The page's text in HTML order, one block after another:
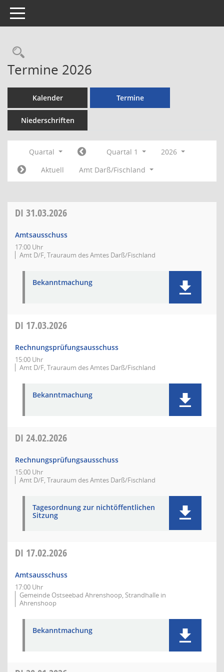
Toggle navigation
Rechercheauswahl
Termine 2026
Kalender Termine
Niederschriften
Quartal Quartal 1
2026
Aktuell
Amt Darß/Fischland
DI 31.03.2026
Amtsausschuss
17:00 Uhr
Amt D/F, Trauraum des Amtes Darß/Fischland
Bekanntmachung
DI 17.03.2026
Rechnungsprüfungsausschuss
15:00 Uhr
Amt D/F, Trauraum des Amtes Darß/Fischland
Bekanntmachung
DI 24.02.2026
Rechnungsprüfungsausschuss
15:00 Uhr
Amt D/F, Trauraum des Amtes Darß/Fischland
Tagesordnung zur nichtöffentlichen
Sitzung
DI 17.02.2026
Amtsausschuss
17:00 Uhr
Gemeinde Ostseebad Ahrenshoop, Strandhalle in
Ahrenshoop
Bekanntmachung